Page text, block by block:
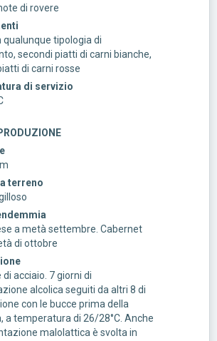
di rovere
qualunque tipologia di
secondi piatti di carni bianche,
di carni rosse
di servizio
terreno
a metà settembre. Cabernet
di ottobre
di acciaio. 7 giorni di
alcolica seguiti da altri 8 di
con le bucce prima della
a temperatura di 26/28°C. Anche
malolattica è svolta in